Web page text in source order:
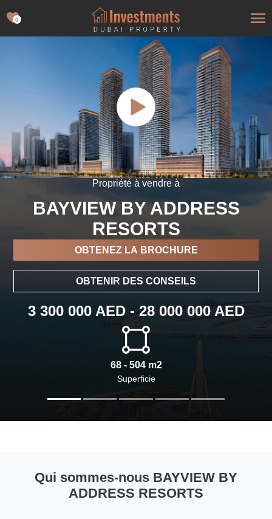
0
Propriété à vendre à
BAYVIEW BY ADDRESS
RESORTS
OBTENEZ LA BROCHURE
OBTENIR DES CONSEILS
3 300 000 AED - 28 000 000 AED
68 - 504 m2
Superficie
Qui sommes-nous BAYVIEW BY
ADDRESS RESORTS